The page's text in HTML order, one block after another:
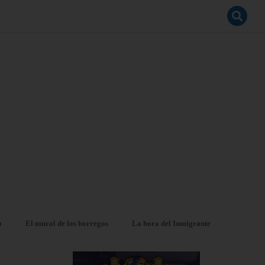
El mural de los borregos La hora del Inmigrante